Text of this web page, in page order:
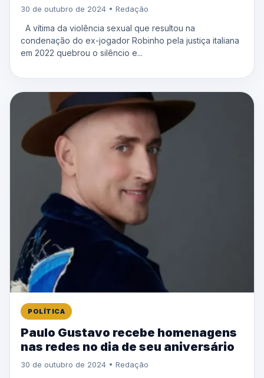
30 de outubro de 2024 • Redação
A vítima da violência sexual que resultou na
condenação do ex-jogador Robinho pela justiça italiana
em 2022 quebrou o silêncio e...
POLÍTICA
Paulo Gustavo recebe homenagens
nas redes no dia de seu aniversário
30 de outubro de 2024 • Redação